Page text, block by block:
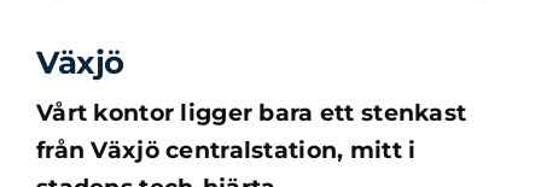
Växjö
Vårt kontor ligger bara ett stenkast
från Växjö centralstation, mitt i